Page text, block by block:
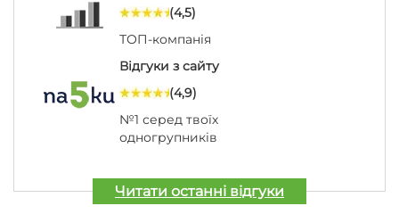
(4,5)
ТОП-компанія
Відгуки з сайту
(4,9)
№1 серед твоїх
одногрупників
Читати останні відгуки